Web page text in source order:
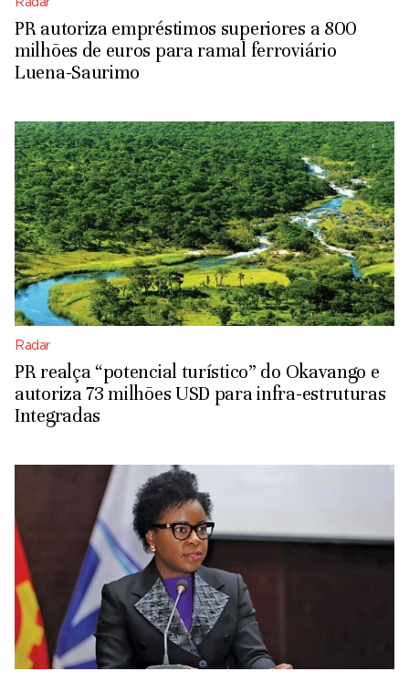
Radar
PR autoriza empréstimos superiores a 800
milhões de euros para ramal ferroviário
Luena-Saurimo
Radar
PR realça “potencial turístico” do Okavango e
autoriza 73 milhões USD para infra-estruturas
Integradas